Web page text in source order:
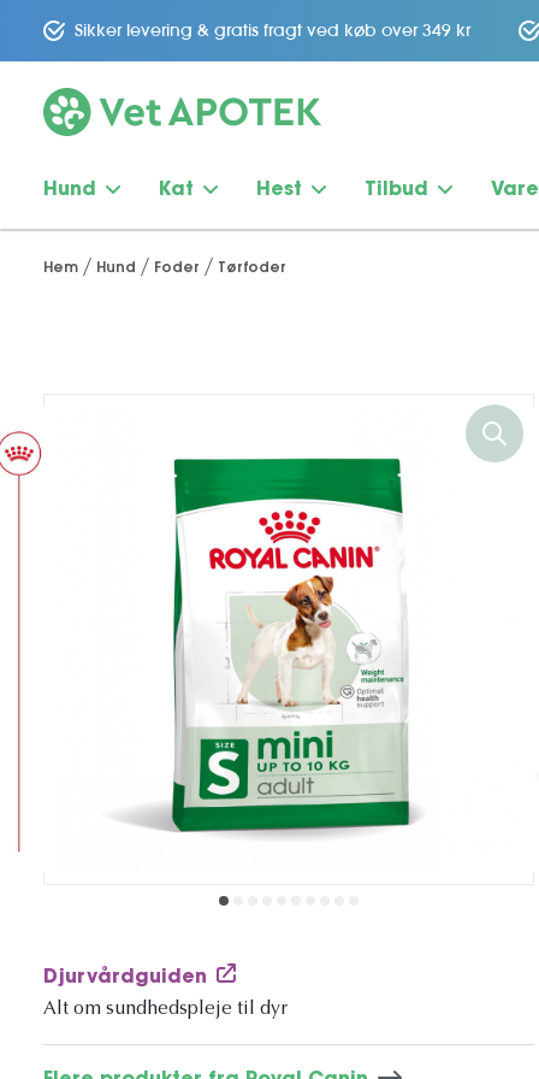
Sikker levering & gratis fragt ved køb over 349 kr
Hund Kat Hest Tilbud
Hem Hund Foder Tørfoder
Djurvårdguiden
Alt om sundhedspleje til dyr